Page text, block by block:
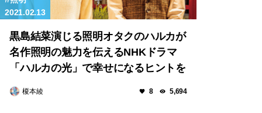
2021.02.13
黒島結菜演じる照明オタクのハルカが
名作照明の魅力を伝えるNHKドラマ
「ハルカの光」で幸せになるヒントを
探す。
榎本綾 8 5,694